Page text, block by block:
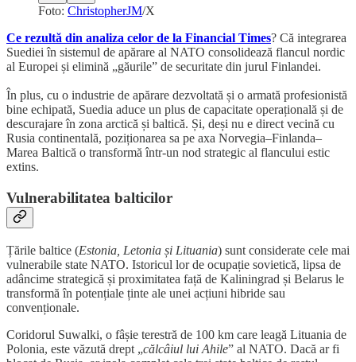
Foto: ChristopherJM/X
Ce rezultă din analiza celor de la Financial Times? Că integrarea
Suediei în sistemul de apărare al NATO consolidează flancul nordic
al Europei și elimină „găurile” de securitate din jurul Finlandei.
În plus, cu o industrie de apărare dezvoltată și o armată profesionistă
bine echipată, Suedia aduce un plus de capacitate operațională și de
descurajare în zona arctică și baltică. Și, deși nu e direct vecină cu
Rusia continentală, poziționarea sa pe axa Norvegia–Finlanda–
Marea Baltică o transformă într-un nod strategic al flancului estic
extins.
Vulnerabilitatea balticilor
Țările baltice (Estonia, Letonia și Lituania) sunt considerate cele mai
vulnerabile state NATO. Istoricul lor de ocupație sovietică, lipsa de
adâncime strategică și proximitatea față de Kaliningrad și Belarus le
transformă în potențiale ținte ale unei acțiuni hibride sau
convenționale.
Coridorul Suwalki, o fâșie terestră de 100 km care leagă Lituania de
Polonia, este văzută drept „călcâiul lui Ahile” al NATO. Dacă ar fi